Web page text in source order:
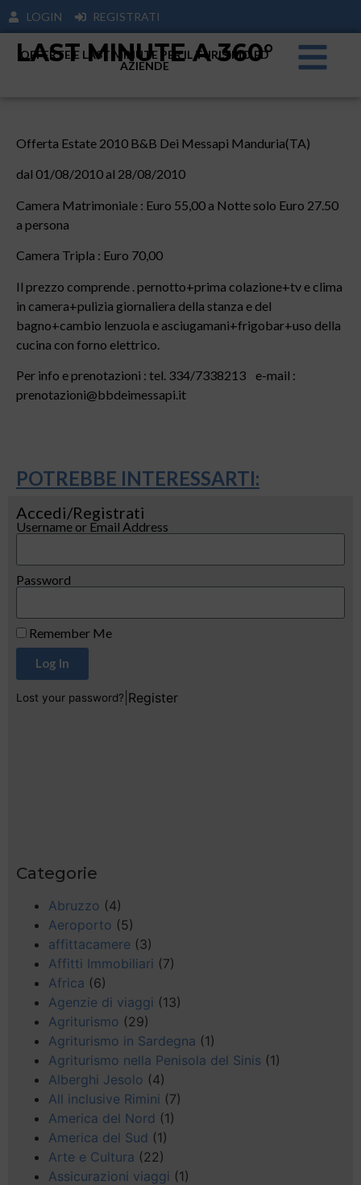
LOGIN REGISTRATI
LAST MINUTE A 360°
OFFERTE E LAST MINUTE PER IL TURISIMO ED
AZIENDE
Offerta Estate 2010 B&B Dei Messapi Manduria(TA)
dal 01/08/2010 al 28/08/2010
Camera Matrimoniale : Euro 55,00 a Notte solo Euro 27.50
a persona
Camera Tripla : Euro 70,00
Il prezzo comprende . pernotto+prima colazione+tv e clima
in camera+pulizia giornaliera della stanza e del
bagno+cambio lenzuola e asciugamani+frigobar+uso della
cucina con forno elettrico.
Per info e prenotazioni : tel. 334/7338213 e-mail :
prenotazioni@bbdeimessapi.it
POTREBBE INTERESSARTI:
Accedi/Registrati
Username or Email Address
Password
Remember Me
Log In
Lost your password? Register
Categorie
Abruzzo (4)
Aeroporto (5)
affittacamere (3)
Affitti Immobiliari (7)
Africa (6)
Agenzie di viaggi (13)
Agriturismo (29)
Agriturismo in Sardegna (1)
Agriturismo nella Penisola del Sinis (1)
Alberghi Jesolo (4)
All inclusive Rimini (7)
America del Nord (1)
America del Sud (1)
Arte e Cultura (22)
Assicurazioni viaggi (1)